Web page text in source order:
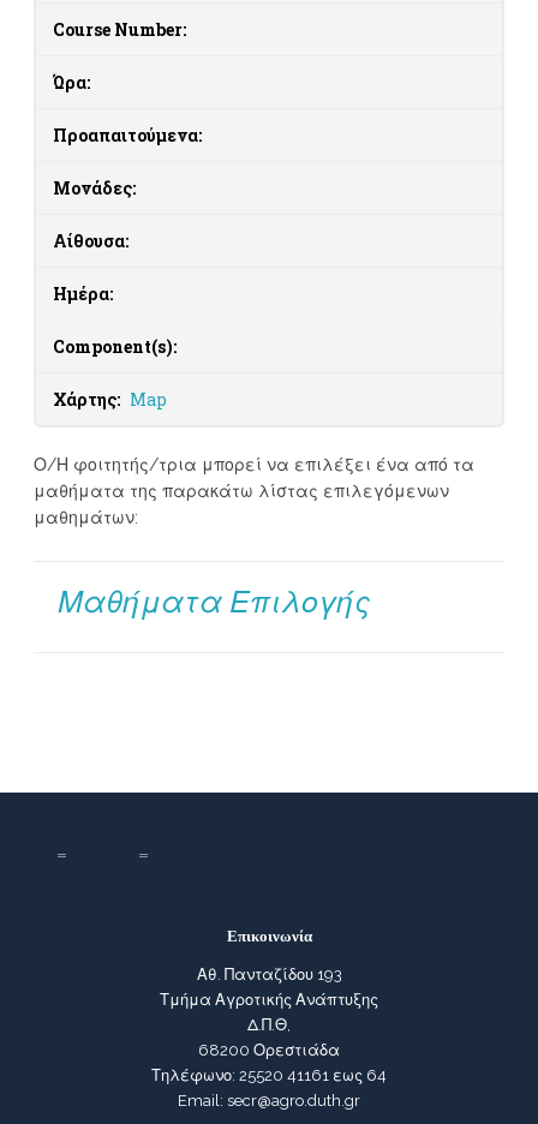
Course Number:
Ώρα:
Προαπαιτούμενα:
Μονάδες:
Αίθουσα:
Ημέρα:
Component(s):
Χάρτης: Map
Ο/Η φοιτητής/τρια μπορεί να επιλέξει ένα από τα
μαθήματα της παρακάτω λίστας επιλεγόμενων
μαθημάτων:
Μαθήματα Επιλογής
Επικοινωνία
Αθ. Πανταζίδου 193
Τμήμα Αγροτικής Ανάπτυξης
Δ.Π.Θ,
68200 Ορεστιάδα
Τηλέφωνο: 25520 41161 εως 64
Email: secr@agro.duth.gr